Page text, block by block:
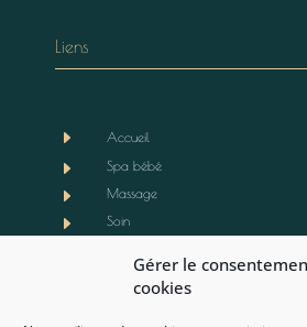
Gérer le
cookies
Liens
E Accueil
E Spa bébé
E Massage
E Soin
Notre actualité